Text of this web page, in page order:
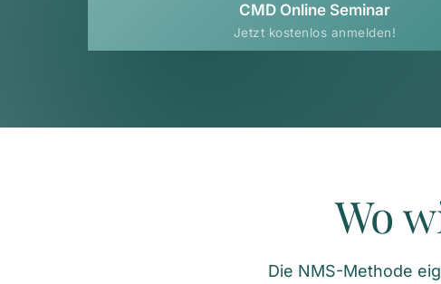
CMD Online Seminar
Jetzt kostenlos anmelden!
Wo
Die NMS-Methode